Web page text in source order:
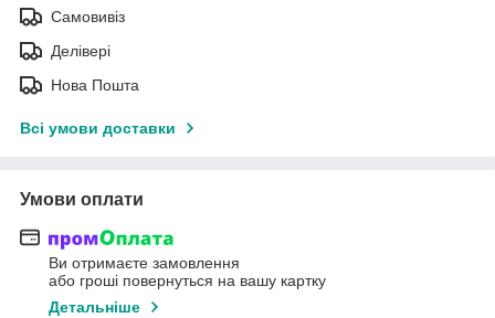
Самовивіз
Делівері
Нова Пошта
Всі умови доставки
Умови оплати
Ви отримаєте замовлення
або гроші повернуться на вашу картку
Детальніше